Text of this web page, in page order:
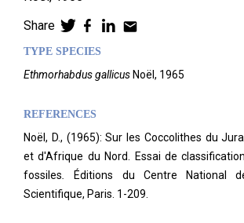
Share
TYPE SPECIES
Ethmorhabdus gallicus Noël, 1965
REFERENCES
Noël, D., (1965): Sur les Coccolithes du
et d'Afrique du Nord. Essai de
fossiles
Éditions du Centre National
Scientifique, Paris. 1-209.